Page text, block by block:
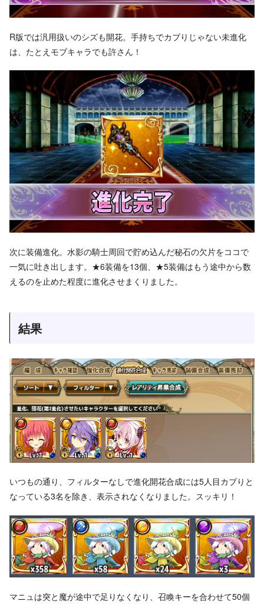
R版では汎用扱いのシズも開花。手持ちでカブりじゃない未進化
は、たとえモブキャラでも許さん！
次に装備進化。水影の騎士周回で貯め込んだ秘石の欠片をココで
一気に吐き出します。★6装備を13個、★5装備はもう途中から数
えるのを止めた程度に進化させまくりました。
結果
いつもの通り、フィルターなしで進化開花合成には5人目カブりと
なっている3名を除き、表示されなくなりました。スッキリ！
マニュは突と魔が途中で足りなくなり、召喚キーを合わせて50個